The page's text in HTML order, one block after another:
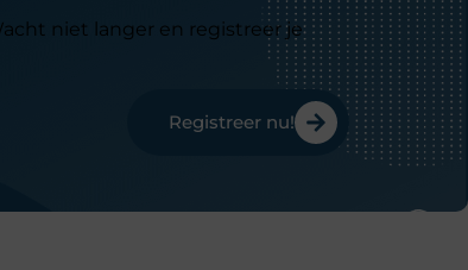
niet langer en registreer je
Registreer nu!